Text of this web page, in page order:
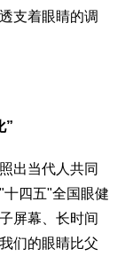
支着眼睛的调
”
出当代人共同
四五"全国眼健
屏幕、长时间
们的眼睛比父